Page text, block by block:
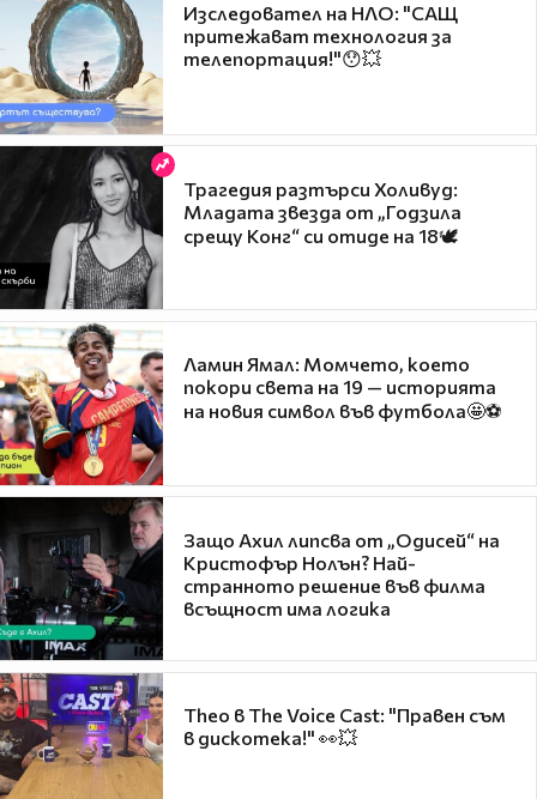
Изследовател на НЛО: "САЩ
притежават технология за
телепортация!"😯💥
Трагедия разтърси Холивуд:
Младата звезда от „Годзила
срещу Конг“ си отиде на 18🕊️
Ламин Ямал: Момчето, което
покори света на 19 — историята
на новия символ във футбола🤩⚽
Защо Ахил липсва от „Одисей“ на
Кристофър Нолън? Най-
странното решение във филма
всъщност има логика
Theo в The Voice Cast: "Правен съм
в дискотека!" 👀💥